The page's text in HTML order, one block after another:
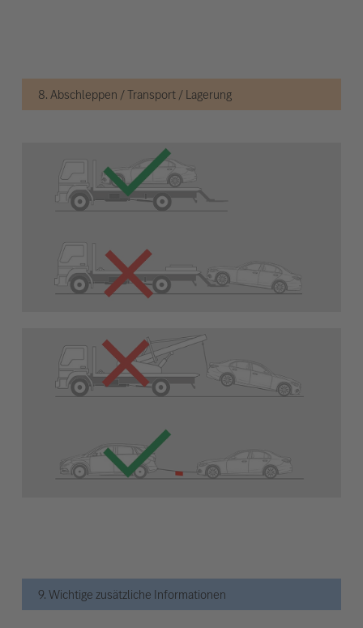
8. Abschleppen / Transport / Lagerung
9. Wichtige zusätzliche Informationen